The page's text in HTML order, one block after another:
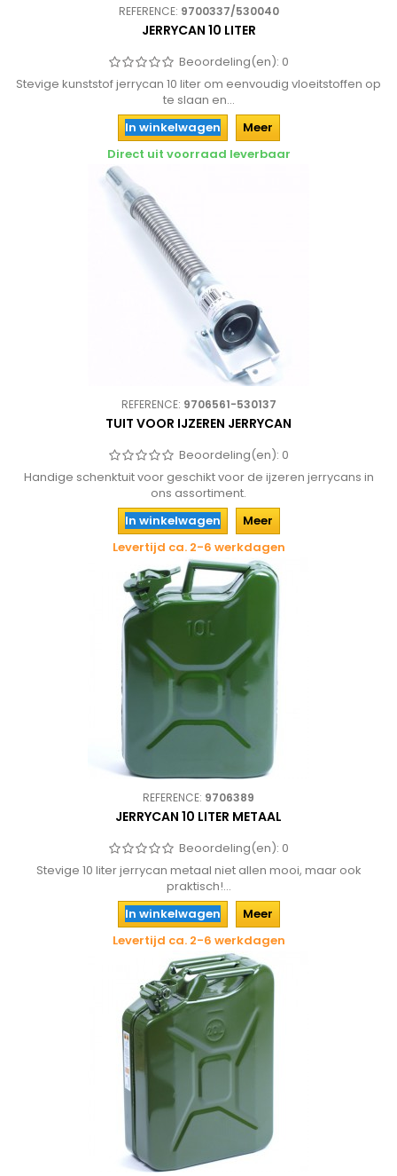
REFERENCE: 9700337/530040
JERRYCAN 10 LITER
Beoordeling(en): 0
Stevige kunststof jerrycan 10 liter om eenvoudig vloeitstoffen op
te slaan en...
In winkelwagen
Meer
Direct uit voorraad leverbaar
REFERENCE: 9706561-530137
TUIT VOOR IJZEREN JERRYCAN
Beoordeling(en): 0
Handige schenktuit voor geschikt voor de ijzeren jerrycans in
ons assortiment.
In winkelwagen
Meer
Levertijd ca. 2-6 werkdagen
REFERENCE: 9706389
JERRYCAN 10 LITER METAAL
Beoordeling(en): 0
Stevige 10 liter jerrycan metaal niet allen mooi, maar ook
praktisch!...
In winkelwagen
Meer
Levertijd ca. 2-6 werkdagen